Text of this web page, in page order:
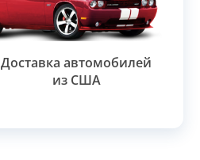
Доставка автомобилей
из США